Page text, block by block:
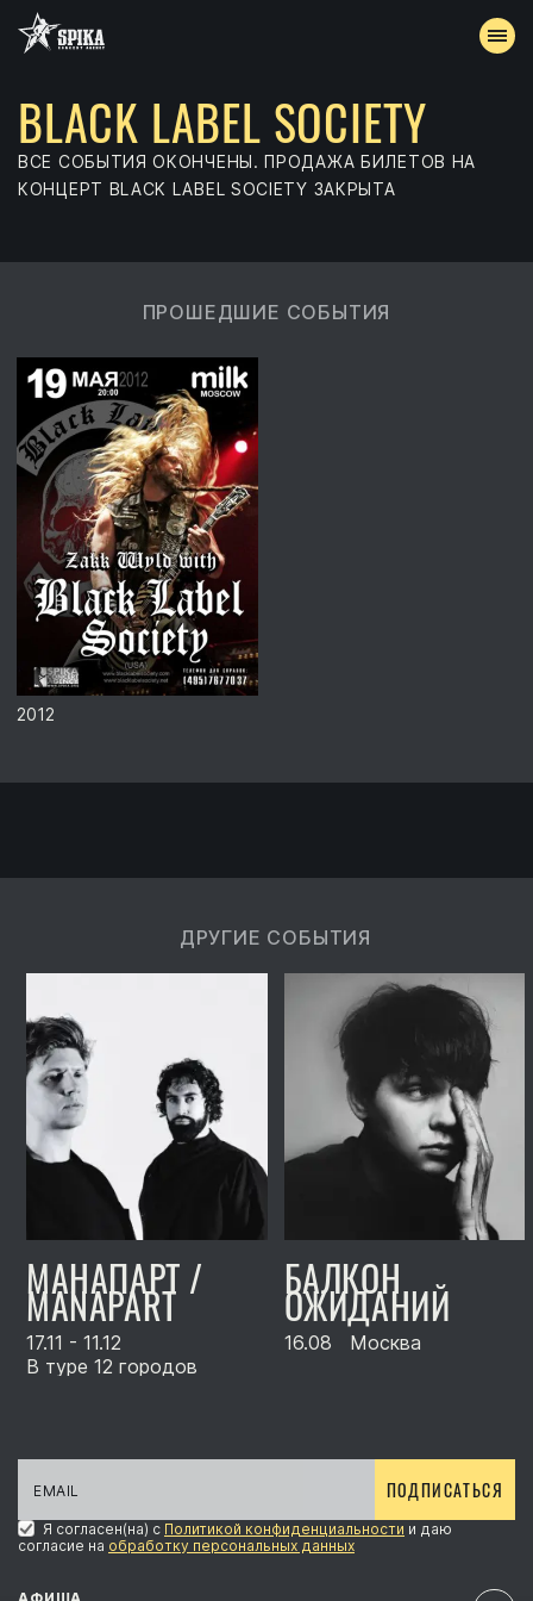
АФИША
АРХИВ
АККРЕДИТАЦИЯ
КОНТАКТЫ
BLACK LABEL SOCIETY
ВСЕ СОБЫТИЯ ОКОНЧЕНЫ. ПРОДАЖА БИЛЕТОВ НА
КОНЦЕРТ BLACK LABEL SOCIETY ЗАКРЫТА
ПРОШЕДШИЕ СОБЫТИЯ
2012
ДРУГИЕ СОБЫТИЯ
МАНАПАРТ /
MANAPART
17.11 - 11.12
В туре 12 городов
БАЛКОН
ОЖИДАНИЙ
16.08 Москва
ПОДПИСАТЬСЯ
Я согласен(на) с Политикой конфиденциальности и даю
согласие на обработку персональных данных